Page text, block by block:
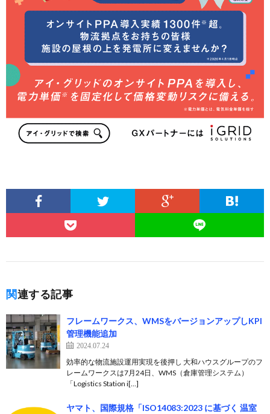
関連する記事
フレームワークス、WMSをバージョンアップしKPI
管理機能追加
2024.07.24
効率的な物流施設運用実現を後押し 大和ハウスグループのフ
レームワークスは7月24日、WMS（倉庫管理システム）
「Logistics Station i[…]
ヤマト、国際規格「ISO14083:2023 に基づく 温室